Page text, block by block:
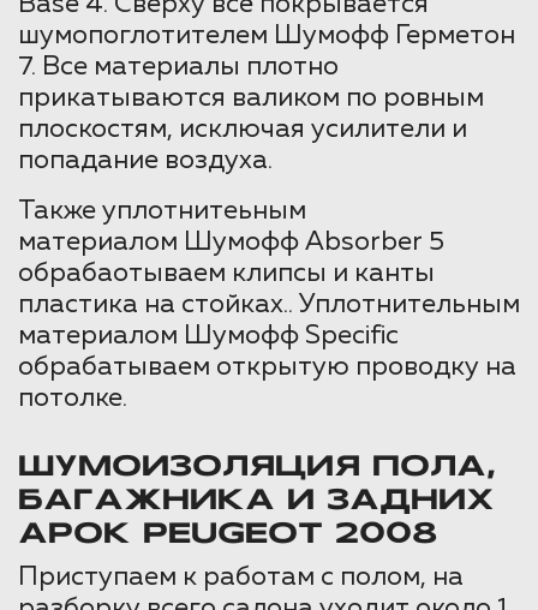
шумопоглотителем Шумофф Герметон
7. Все материалы плотно
прикатываются валиком по ровным
плоскостям, исключая усилители и
попадание воздуха.
Также уплотнитеьным
материалом Шумофф Absorber 5
обрабаотываем клипсы и канты
пластика на стойках.. Уплотнительным
материалом Шумофф Specific
обрабатываем открытую проводку на
потолке.
ШУМОИЗОЛЯЦИЯ ПОЛА,
БАГАЖНИКА И ЗАДНИХ
АРОК PEUGEOT 2008
Приступаем к работам с полом, на